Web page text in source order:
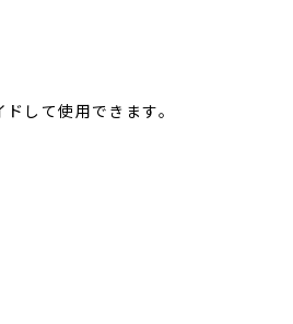
して使用できます。